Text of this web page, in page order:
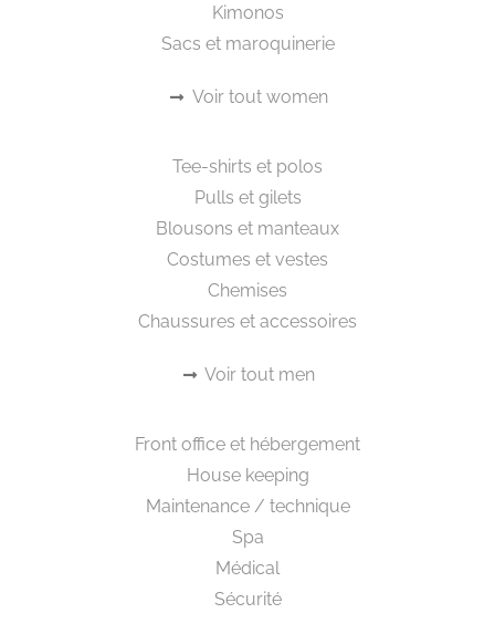
Kimonos
Sacs et maroquinerie
Voir tout women
Tee-shirts et polos
Pulls et gilets
Blousons et manteaux
Costumes et vestes
Chemises
Chaussures et accessoires
Voir tout men
Front office et hébergement
House keeping
Maintenance / technique
Spa
Médical
Sécurité